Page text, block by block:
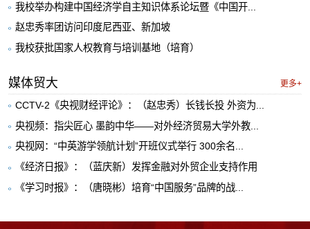
我校举办构建中国经济学自主知识体系论坛暨《中国开...
赵忠秀率团访问印度尼西亚、新加坡
我校获批国家人权教育与培训基地（培育）
媒体贸大 更多+
CCTV-2《央视财经评论》：（赵忠秀）长钱长投 外资为...
央视频：指尖匠心 墨韵中华——对外经济贸易大学外教...
央视网：“中英游学领航计划”开班仪式举行 300余名...
《经济日报》：（蓝庆新）发挥金融对外贸企业支持作用
《学习时报》：（唐晓彬）培育“中国服务”品牌的战...